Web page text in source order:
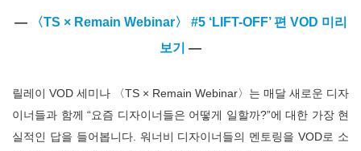
―
〈TS × Remain Webinar〉 #5 ‘LIFT-OFF’ 편 VOD 미리
보기 ―
릴레이 VOD 세미나 〈TS × Remain Webinar〉는 매달 새로운 디자
이너들과 함께 “요즘 디자이너들은 어떻게 일할까?”에 대한 가장 현
실적인 답을 들어봅니다. 워너비 디자이너들의 멘토링을 VOD로 소